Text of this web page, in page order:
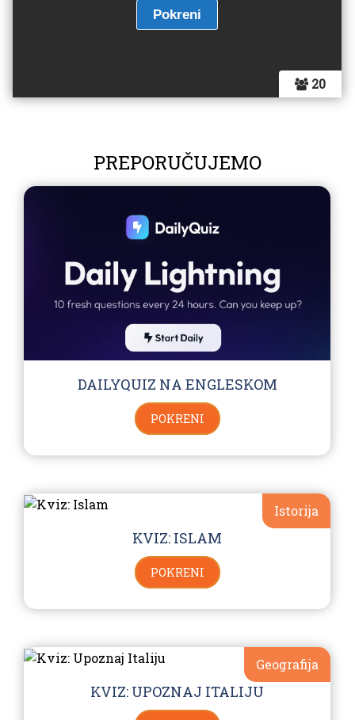
20
PREPORUČUJEMO
DAILYQUIZ NA ENGLESKOM
POKRENI
Istorija
KVIZ: ISLAM
POKRENI
Geografija
KVIZ: UPOZNAJ ITALIJU